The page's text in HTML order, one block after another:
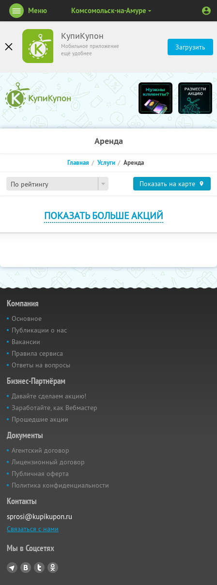
КупиКупон
Мобильное приложение
ещё удобнее
Загрузить
Меню Комсомольск-на-Амуре
Аренда
По рейтингу
Главная Услуги Аренда
Показать на карте
ПОКАЗАТЬ БОЛЬШЕ АКЦИЙ
Компания
Основное
Публикации о нас
Вакансии
Правила сервиса
Ответы на вопросы
Бизнес-Партнёрам
Давайте сделаем акцию!
Заработайте, как Вебмастер
Прошедшие акции
Документы
Агентский договор
Лицензионный договор
Публичная оферта
Политика конфиденциальности
Контакты
sprosi@kupikupon.ru
Связаться с нами
Мы в Соцсетях